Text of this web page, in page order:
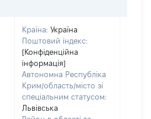
Країна: Україна
Поштовий індекс:
[Конфіденційна
інформація]
Автономна Республіка
Крим/область/місто зі
спеціальним статусом:
Львівська